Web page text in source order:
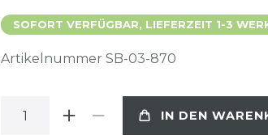
SOFORT VERFÜGBAR, LIEFERZEIT 1-3
Artikelnummer SB-03-870
IN DEN